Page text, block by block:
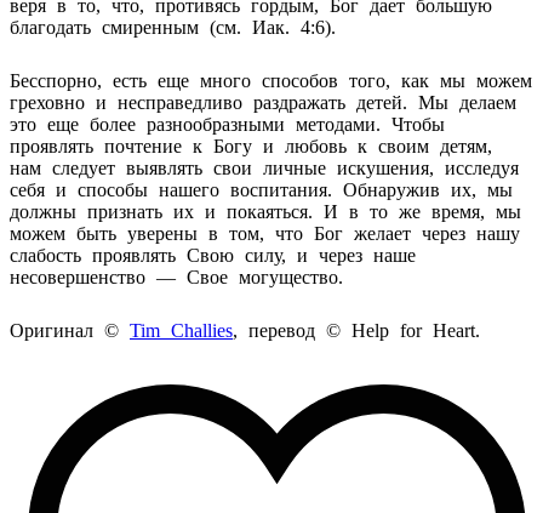
веря в то, что, противясь гордым, Бог дает большую
благодать смиренным (см. Иак. 4:6).
Бесспорно, есть еще много способов того, как мы можем
греховно и несправедливо раздражать детей. Мы делаем
это еще более разнообразными методами. Чтобы
проявлять почтение к Богу и любовь к своим детям,
нам следует выявлять свои личные искушения, исследуя
себя и способы нашего воспитания. Обнаружив их, мы
должны признать их и покаяться. И в то же время, мы
можем быть уверены в том, что Бог желает через нашу
слабость проявлять Свою силу, и через наше
несовершенство — Свое могущество.
Оригинал © Tim Challies, перевод © Help for Heart.